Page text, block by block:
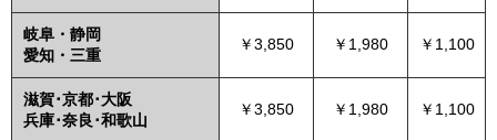
岐阜・静岡
愛知・三重
￥3,850 ￥1,980 ￥1,100
滋賀･京都･大阪
兵庫･奈良･和歌山
￥3,850 ￥1,980 ￥1,100